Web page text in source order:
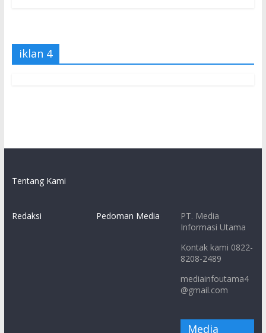
iklan 4
Tentang Kami
Redaksi Pedoman Media
PT. Media
Informasi Utama
Kontak kami 0822-
8208-2489
mediainfoutama4
@gmail.com
Media